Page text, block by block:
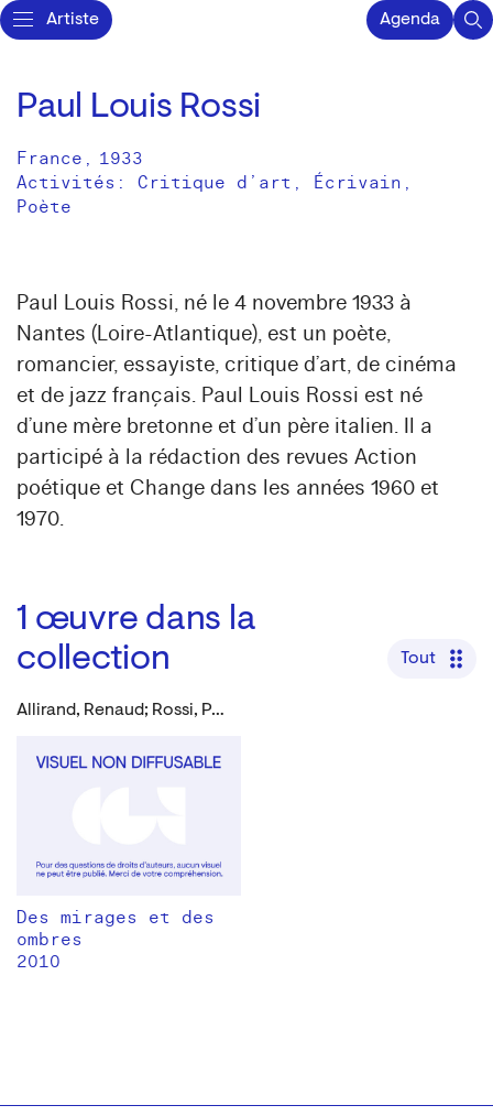
Artiste Agenda
Paul Louis Rossi
France , 1933
Activités: Critique d’art
Écrivain
Poète
Paul Louis Rossi, né le 4 novembre 1933 à
Nantes (Loire-Atlantique), est un poète,
romancier, essayiste, critique d’art, de cinéma
et de jazz français. Paul Louis Rossi est né
d’une mère bretonne et d’un père italien. Il a
participé à la rédaction des revues Action
poétique et Change dans les années 1960 et
1970.
1 œuvre dans la
collection
Tout
Allirand, Renaud; Rossi, Paul Louis
Des mirages et des
ombres
2010